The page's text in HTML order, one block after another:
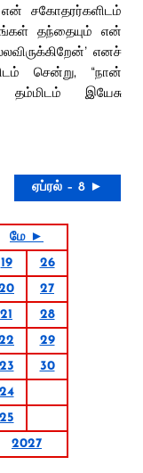
சகோதரர்களிடம்
தந்தையும் என்
எனச்
சென்று, “நான்
இயேசு
ஏப்ரல் – 8 ►
மே ►
19
26
27
21
28
29
23
30
24
25
2027